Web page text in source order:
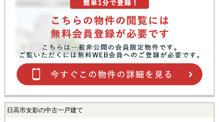
日高市女影の中古一戸建て